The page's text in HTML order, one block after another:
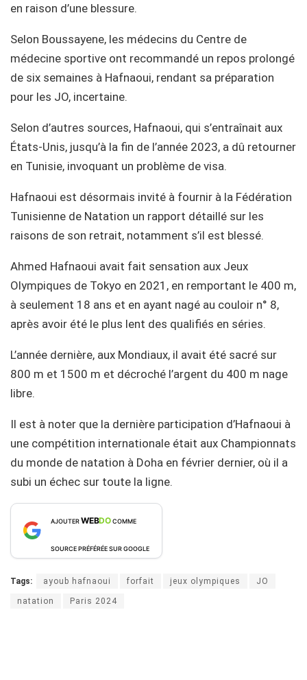
en raison d’une blessure.
Selon Boussayene, les médecins du Centre de
médecine sportive ont recommandé un repos prolongé
de six semaines à Hafnaoui, rendant sa préparation
pour les JO, incertaine.
Selon d’autres sources, Hafnaoui, qui s’entraînait aux
États-Unis, jusqu’à la fin de l’année 2023, a dû retourner
en Tunisie, invoquant un problème de visa.
Hafnaoui est désormais invité à fournir à la Fédération
Tunisienne de Natation un rapport détaillé sur les
raisons de son retrait, notamment s’il est blessé.
Ahmed Hafnaoui avait fait sensation aux Jeux
Olympiques de Tokyo en 2021, en remportant le 400 m,
à seulement 18 ans et en ayant nagé au couloir n° 8,
après avoir été le plus lent des qualifiés en séries.
L’année dernière, aux Mondiaux, il avait été sacré sur
800 m et 1500 m et décroché l’argent du 400 m nage
libre.
Il est à noter que la dernière participation d’Hafnaoui à
une compétition internationale était aux Championnats
du monde de natation à Doha en février dernier, où il a
subi un échec sur toute la ligne.
AJOUTERWEBDOCOMME
SOURCE PRÉFÉRÉE SUR GOOGLE
Tags: ayoub hafnaoui forfait jeux olympiques JO
natation Paris 2024